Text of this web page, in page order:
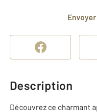
Description
Découvrez ce charmant